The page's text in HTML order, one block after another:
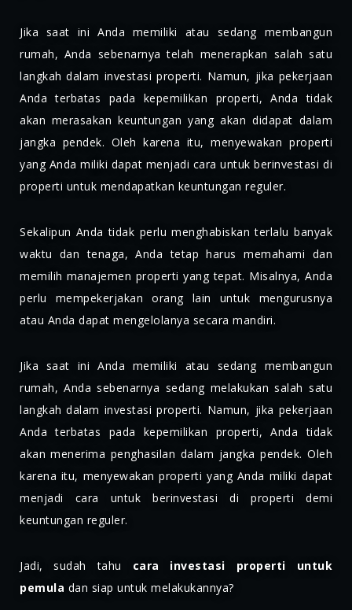
Jika saat ini Anda memiliki atau sedang membangun
rumah, Anda sebenarnya telah menerapkan salah satu
langkah dalam investasi properti. Namun, jika pekerjaan
Anda terbatas pada kepemilikan properti, Anda tidak
akan merasakan keuntungan yang akan didapat dalam
jangka pendek. Oleh karena itu, menyewakan properti
yang Anda miliki dapat menjadi cara untuk berinvestasi di
properti untuk mendapatkan keuntungan reguler.
Sekalipun Anda tidak perlu menghabiskan terlalu banyak
waktu dan tenaga, Anda tetap harus memahami dan
memilih manajemen properti yang tepat. Misalnya, Anda
perlu mempekerjakan orang lain untuk mengurusnya
atau Anda dapat mengelolanya secara mandiri.
Jika saat ini Anda memiliki atau sedang membangun
rumah, Anda sebenarnya sedang melakukan salah satu
langkah dalam investasi properti. Namun, jika pekerjaan
Anda terbatas pada kepemilikan properti, Anda tidak
akan menerima penghasilan dalam jangka pendek. Oleh
karena itu, menyewakan properti yang Anda miliki dapat
menjadi cara untuk berinvestasi di properti demi
keuntungan reguler.
Jadi, sudah tahu cara investasi properti untuk
pemula dan siap untuk melakukannya?